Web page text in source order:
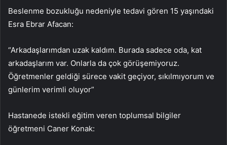
Beslenme bozukluğu nedeniyle tedavi gören 15 yaşındaki
Esra Ebrar Afacan:
“Arkadaşlarımdan uzak kaldım. Burada sadece oda, kat
arkadaşlarım var. Onlarla da çok görüşemiyoruz.
Öğretmenler geldiği sürece vakit geçiyor, sıkılmıyorum ve
günlerim verimli oluyor”
Hastanede istekli eğitim veren toplumsal bilgiler
öğretmeni Caner Konak: